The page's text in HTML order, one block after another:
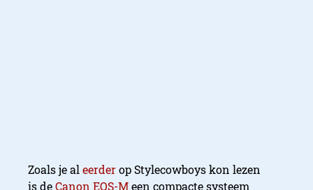
Zoals je al eerderop Stylecowboys kon lezen
isdeCanon EOS-Meen compacte systeem